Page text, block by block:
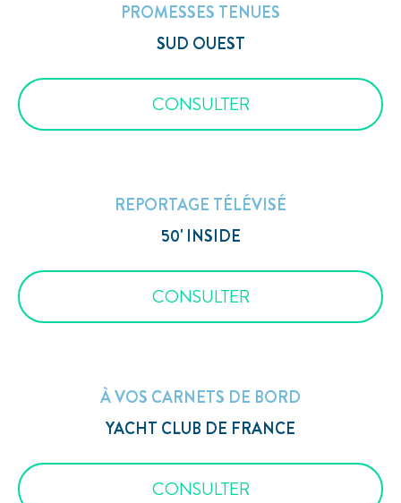
PROMESSES TENUES
SUD OUEST
CONSULTER
REPORTAGE TÉLÉVISÉ
50' INSIDE
CONSULTER
À VOS CARNETS DE BORD
YACHT CLUB DE FRANCE
CONSULTER